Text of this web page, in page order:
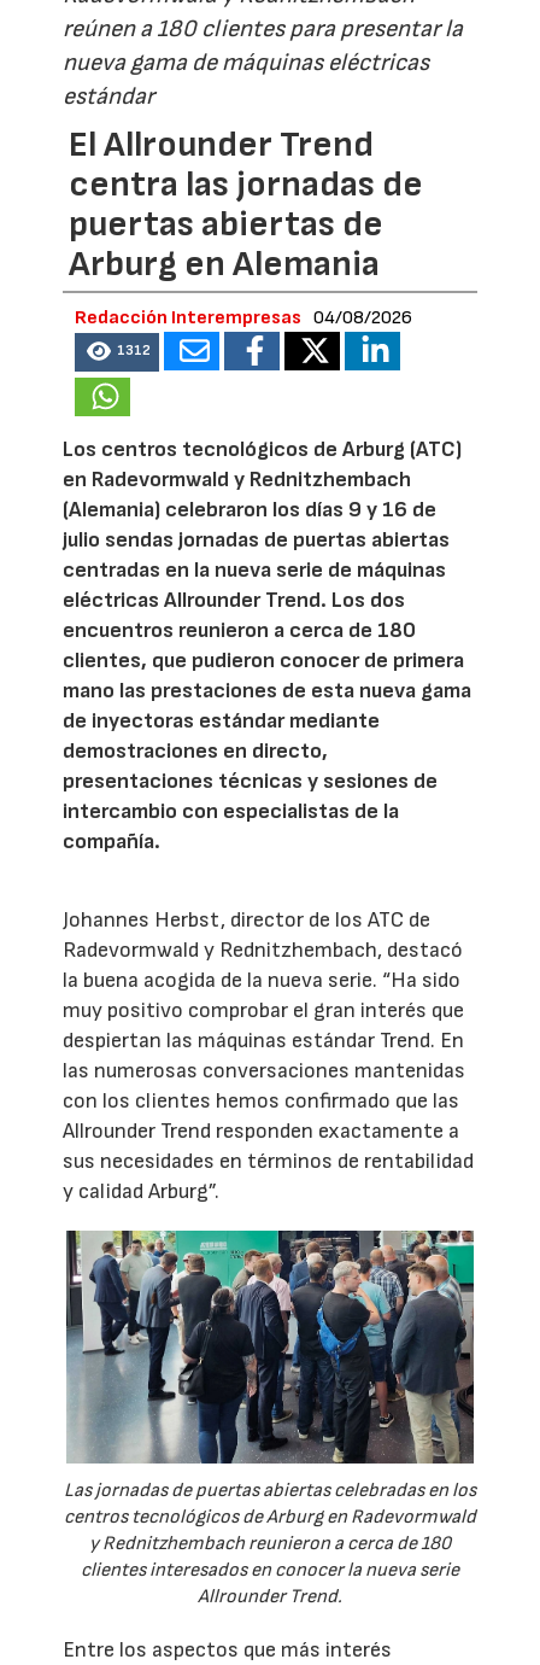
reúnen a 180 clientes para presentar la
nueva gama de máquinas eléctricas
estándar
El Allrounder Trend
centra las jornadas de
puertas abiertas de
Arburg en Alemania
Redacción Interempresas 04/08/2026
1312
Los centros tecnológicos de Arburg (ATC)
en Radevormwald y Rednitzhembach
(Alemania) celebraron los días 9 y 16 de
julio sendas jornadas de puertas abiertas
centradas en la nueva serie de máquinas
eléctricas Allrounder Trend. Los dos
encuentros reunieron a cerca de 180
clientes, que pudieron conocer de primera
mano las prestaciones de esta nueva gama
de inyectoras estándar mediante
demostraciones en directo,
presentaciones técnicas y sesiones de
intercambio con especialistas de la
compañía.
Johannes Herbst, director de los ATC de
Radevormwald y Rednitzhembach, destacó
la buena acogida de la nueva serie. “Ha sido
muy positivo comprobar el gran interés que
despiertan las máquinas estándar Trend. En
las numerosas conversaciones mantenidas
con los clientes hemos confirmado que las
Allrounder Trend responden exactamente a
sus necesidades en términos de rentabilidad
y calidad Arburg”.
Las jornadas de puertas abiertas celebradas en los
centros tecnológicos de Arburg en Radevormwald
y Rednitzhembach reunieron a cerca de 180
clientes interesados en conocer la nueva serie
Allrounder Trend.
Entre los aspectos que más interés